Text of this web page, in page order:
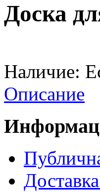
Доска
Наличие:
Описание